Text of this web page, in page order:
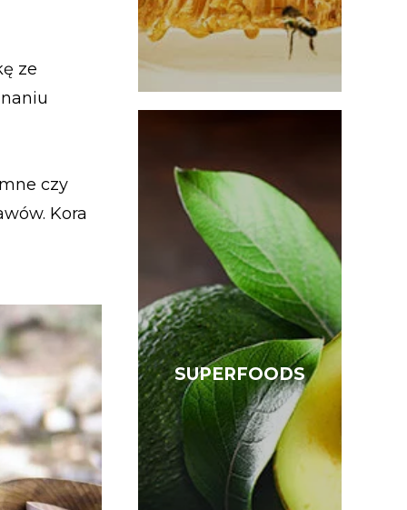
ze
czy
Kora
SUPERFOODS
SUPERFOODS